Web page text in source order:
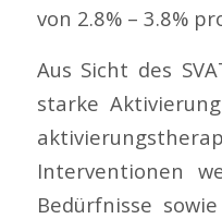
von 2.8% – 3.8%
Aus Sicht des
starke
Interventionen
Bedürfnisse